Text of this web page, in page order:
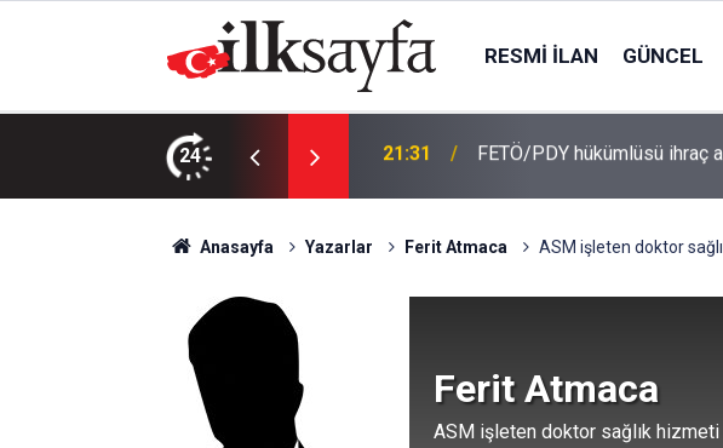
RESMI İLAN GÜNCEL
24 21:11 Özlem Arslan cinayetinde
Anasayfa Yazarlar Ferit Atmaca ASM işleten doktor
Ferit Atmaca
ASM işleten doktor sağlık